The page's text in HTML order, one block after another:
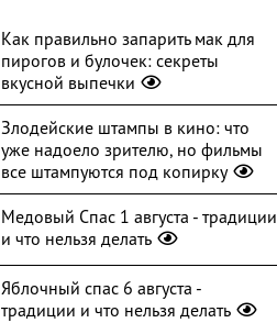
Как правильно запарить мак для
пирогов и булочек: секреты
вкусной выпечки
Злодейские штампы в кино: что
уже надоело зрителю, но фильмы
все штампуются под копирку
Медовый Спас 1 августа - традиции
и что нельзя делать
Яблочный спас 6 августа -
традиции и что нельзя делать